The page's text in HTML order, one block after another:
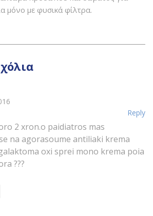
μόνο με φυσικά φίλτρα.
Reply
2 xron.o paidiatros mas
na agorasoume antiliaki krema
oxi sprei mono krema poia
???